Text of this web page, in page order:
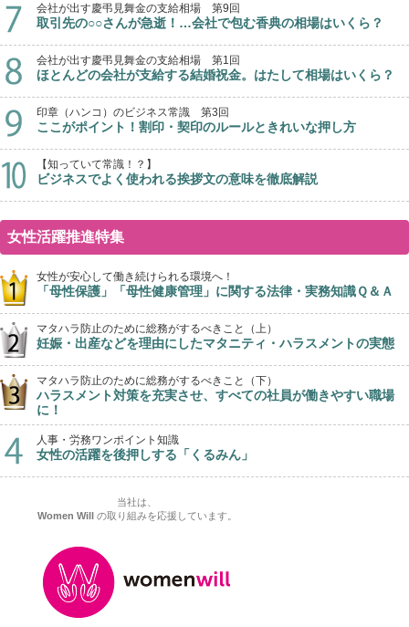
会社が出す慶弔見舞金の支給相場 第9回
取引先の○○さんが急逝！…会社で包む香典の相場はいくら？
会社が出す慶弔見舞金の支給相場 第1回
ほとんどの会社が支給する結婚祝金。はたして相場はいくら？
印章（ハンコ）のビジネス常識 第3回
ここがポイント！割印・契印のルールときれいな押し方
【知っていて常識！？】
ビジネスでよく使われる挨拶文の意味を徹底解説
女性活躍推進特集
女性が安心して働き続けられる環境へ！
「母性保護」「母性健康管理」に関する法律・実務知識Ｑ＆Ａ
マタハラ防止のために総務がするべきこと（上）
妊娠・出産などを理由にしたマタニティ・ハラスメントの実態
マタハラ防止のために総務がするべきこと（下）
ハラスメント対策を充実させ、すべての社員が働きやすい職場
に！
人事・労務ワンポイント知識
女性の活躍を後押しする「くるみん」
当社は、
Women Willの取り組みを応援しています。